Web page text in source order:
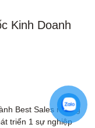
Kinh Doanh
Best Sales nhưng
triển 1 sự nghiệp